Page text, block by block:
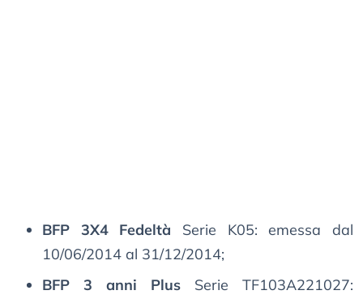
BFP 3X4 Fedeltà Serie K05: emessa dal
10/06/2014 al 31/12/2014;
BFP 3 anni Plus Serie TF103A221027: